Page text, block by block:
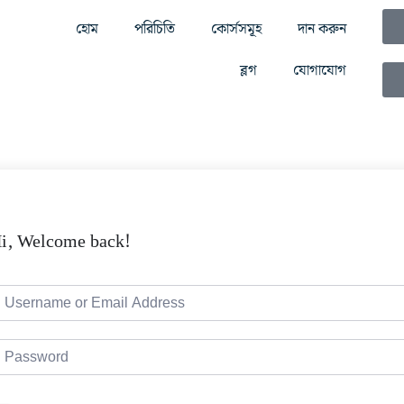
হোম পরিচিতি কোর্সসমূহ
দান করুন
ব্লগ
যোগাযোগ
Welcome back!